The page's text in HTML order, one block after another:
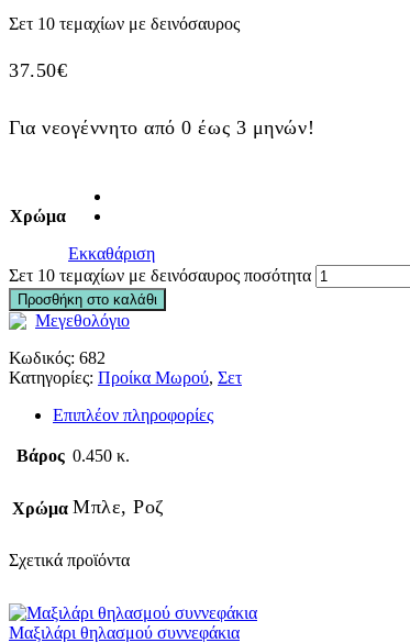
Σετ 10 τεμαχίων με δεινόσαυρος
37.50€
Για νεογέννητο από 0 έως 3 μηνών!
Χρώμα
Εκκαθάριση
Σετ 10 τεμαχίων με δεινόσαυρος ποσότητα
Προσθήκη στο καλάθι
Μεγεθολόγιο
Κωδικός: 682
Κατηγορίες: Προίκα Μωρού, Σετ
Επιπλέον πληροφορίες
Βάρος 0.450 κ.
Χρώμα Μπλε, Ροζ
Σχετικά προϊόντα
Μαξιλάρι θηλασμού συννεφάκια